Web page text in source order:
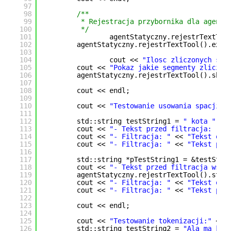
97
98
99
100
101
102
103
104
105
106
107
108
109
110
111
112
113
114
115
116
117
118
119
120
121
122
123
124
125
126
/**
* Rejestracja przybornika dla agenta
*/
cout <<
"Ilosc zliczonych
cout <<
"Pokaz jakie segmenty
cout << endl;
cout <<
"Testowanie usowania spacji:"
std::string testString1 =
" kota "
cout <<
"- Tekst przed filtracja: "
cout <<
"- Filtracja: " <<
"Tekst
cout <<
"- Filtracja: " <<
"Tekst
std::string *pTestString1 =
cout <<
"- Tekst przed filtracja
cout <<
"- Filtracja: " <<
"Tekst
cout <<
"- Filtracja: " <<
"Tekst
cout << endl;
cout <<
"Testowanie tokenizacji:" <<
std::string testString2 =
"Ala ma